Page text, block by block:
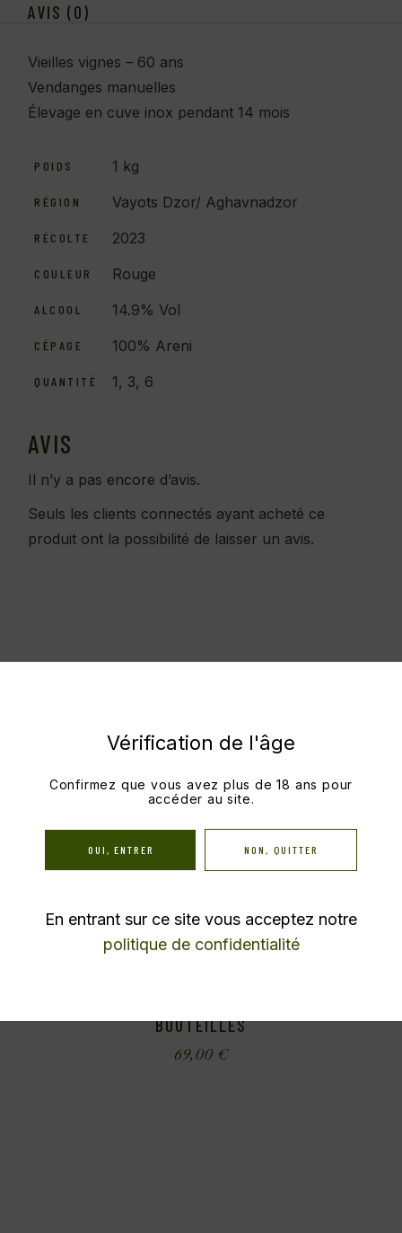
AVIS (0)
Vieilles vignes – 60 ans
Vendanges manuelles
Élevage en cuve inox pendant 14 mois
POIDS 1 kg
RÉGION Vayots Dzor/ Aghavnadzor
RÉCOLTE 2023
COULEUR Rouge
ALCOOL 14.9% Vol
CÉPAGE 100% Areni
QUANTITÉ 1, 3, 6
AVIS
Il n’y a pas encore d’avis.
Seuls les clients connectés ayant acheté ce
produit ont la possibilité de laisser un avis.
VOUS AIMEREZ PEUT-
ÊTRE AUSSI…
BOUTEILLES
69,00 €
Vérification de l'âge
Confirmez que vous avez plus de 18 ans pour
accéder au site.
OUI, ENTRER NON, QUITTER
En entrant sur ce site vous acceptez notre
politique de confidentialité